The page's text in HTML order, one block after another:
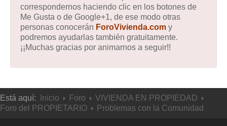
correspondernos haciendo clic en los botones de
Me Gusta o de Google+1, de ese modo otras
personas conocerán ForoVivienda.com y
podremos ayudarlas también gratuitamente.
¡¡Muchas gracias por animarnos a seguir!!
Está aquí: Inicio Foro
VIVIENDA EN PROPIEDAD
Foro del PROPIETARIO
Problemas con la Comunidad